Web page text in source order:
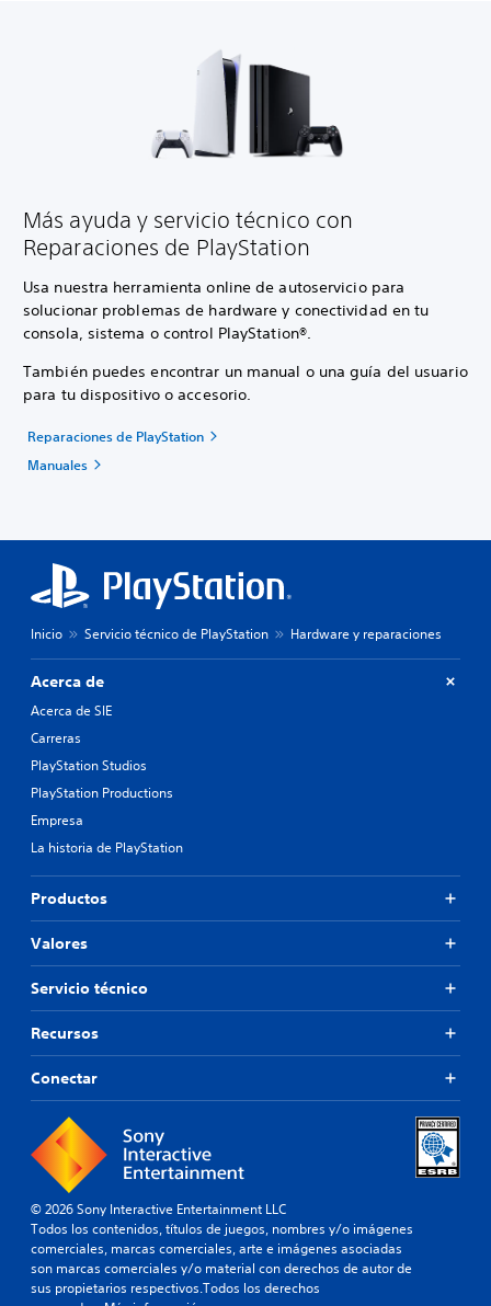
Más ayuda y servicio técnico con
Reparaciones de PlayStation
Usa nuestra herramienta online de autoservicio para
solucionar problemas de hardware y conectividad en tu
consola, sistema o control PlayStation®.
También puedes encontrar un manual o una guía del usuario
para tu dispositivo o accesorio.
Reparaciones de PlayStation
Manuales
Inicio Servicio técnico de PlayStation Hardware y reparaciones
Acerca de
Acerca de SIE
Carreras
PlayStation Studios
PlayStation Productions
Empresa
La historia de PlayStation
Productos
Valores
Servicio técnico
Recursos
Conectar
© 2026 Sony Interactive Entertainment LLC
Todos los contenidos, títulos de juegos, nombres y/o imágenes
comerciales, marcas comerciales, arte e imágenes asociadas
son marcas comerciales y/o material con derechos de autor de
sus propietarios respectivos.Todos los derechos